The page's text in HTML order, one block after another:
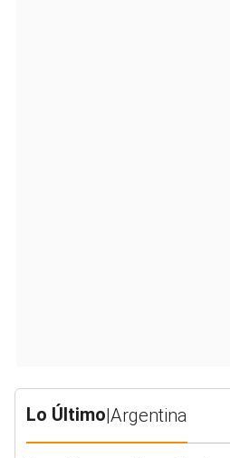
Lo Último|Argentina